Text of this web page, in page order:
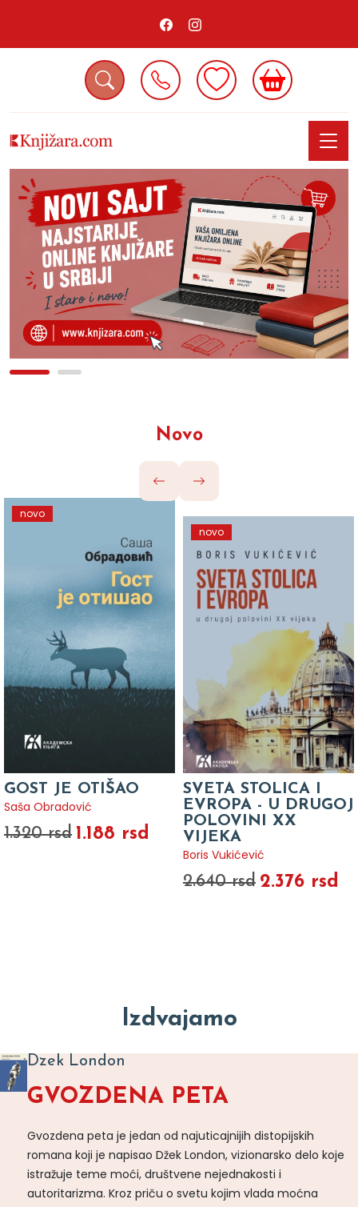
Novo
novo
GOST JE OTIŠAO
Saša Obradović
1.320 rsd 1.188 rsd
novo
SVETA STOLICA I
EVROPA - U DRUGOJ
POLOVINI XX
VIJEKA
Boris Vukićević
2.640 rsd 2.376 rsd
Izdvajamo
Dzek London
GVOZDENA PETA
Gvozdena peta je jedan od najuticajnijih distopijskih
romana koji je napisao Džek London, vizionarsko delo koje
istražuje teme moći, društvene nejednakosti i
autoritarizma. Kroz priču o svetu kojim vlada moćna